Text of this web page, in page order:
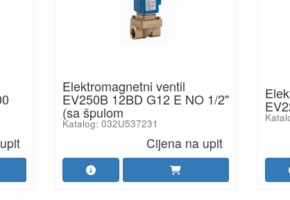
Elektromagnetni ventil
EV250B 12BD G12 E NO 1/2"
(sa špulom
Katalog: 032U537231
Cijena na upit